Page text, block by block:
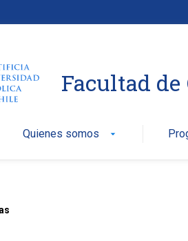
Facultad
Quienes somos arrow_drop_down